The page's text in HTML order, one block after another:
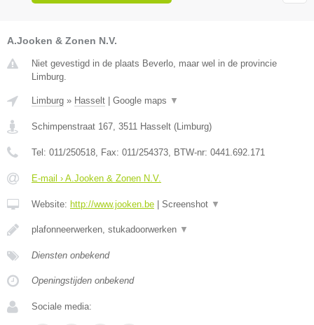
A.Jooken & Zonen N.V.
Niet gevestigd in de plaats Beverlo, maar wel in de provincie
Limburg.
Limburg » Hasselt Google maps ▼
Schimpenstraat 167, 3511 Hasselt (Limburg)
Tel: 011/250518, Fax: 011/254373, BTW-nr: 0441.692.171
E-mail › A.Jooken & Zonen N.V.
Website: http://www.jooken.be Screenshot ▼
plafonneerwerken, stukadoorwerken ▼
Diensten onbekend
Openingstijden onbekend
Sociale media: